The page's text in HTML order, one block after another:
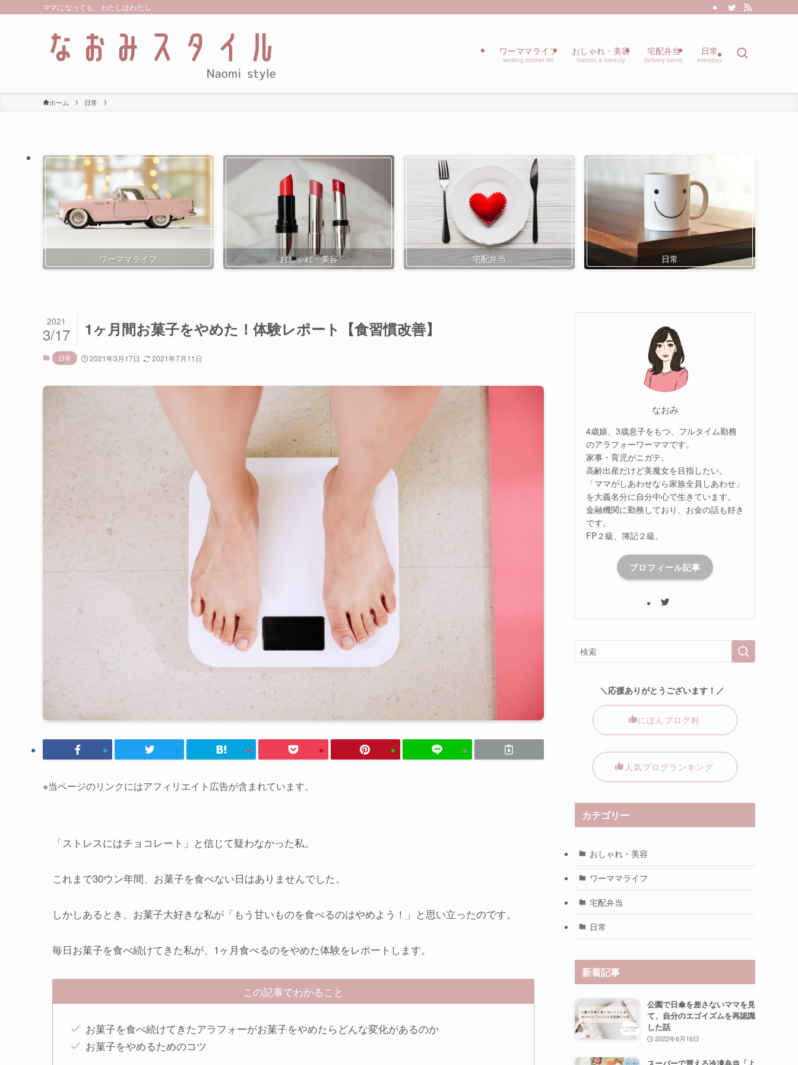
ママになっても、わたしはわたし
ワーママライフ
working mother life
おしゃれ・美容
fashion & breauty
宅配弁当
delivery bento
日常
everyday
ホーム 日常
ワーママライフ おしゃれ・美容 宅配弁当 日常
1ヶ月間お菓子をやめた！体験レポート【食習慣改善】
2021
3/17
日常 2021年3月17日 2021年7月11日
※当ページのリンクにはアフィリエイト広告が含まれています。
「ストレスにはチョコレート」 と信じて疑わなかった私。
これまで30ウン年間、お菓子を食べない日はありませんでした。
しかしあるとき、お菓子大好きな私が 「もう甘いものを食べるのはやめよう！」 と思い立ったのです。
毎日お菓子を食べ続けてきた私が、1ヶ月食べるのをやめた体験をレポートします。
この記事でわかること
お菓子を食べ続けてきたアラフォーがお菓子をやめたらどんな変化があるのか
お菓子をやめるためのコツ
なおみ
4歳娘、3歳息子をもつ、フルタイム勤務
のアラフォーワーママです。
家事・育児がニガテ。
高齢出産だけど美魔女を目指したい。
「ママがしあわせなら家族全員しあわせ」
を大義名分に自分中心で生きています。
金融機関に勤務しており、お金の話も好き
です。
FP２級、簿記２級。
プロフィール記事
＼応援ありがとうございます！／
にほんブログ村
人気ブログランキング
カテゴリー
おしゃれ・美容
ワーママライフ
宅配弁当
日常
新着記事
公園で日傘を差さないママを見
て、自分のエゴイズムを再認識
した話
2022年6月16日